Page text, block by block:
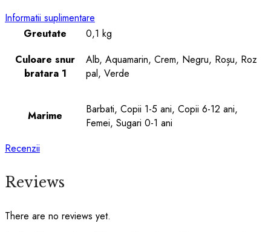
Informatii suplimentare
Greutate
0,1 kg
Culoare snur
bratara 1
Alb, Aquamarin, Crem, Negru, Roșu, Roz
pal, Verde
Marime
Barbati, Copii 1-5 ani, Copii 6-12 ani,
Femei, Sugari 0-1 ani
Recenzii
Reviews
There are no reviews yet.